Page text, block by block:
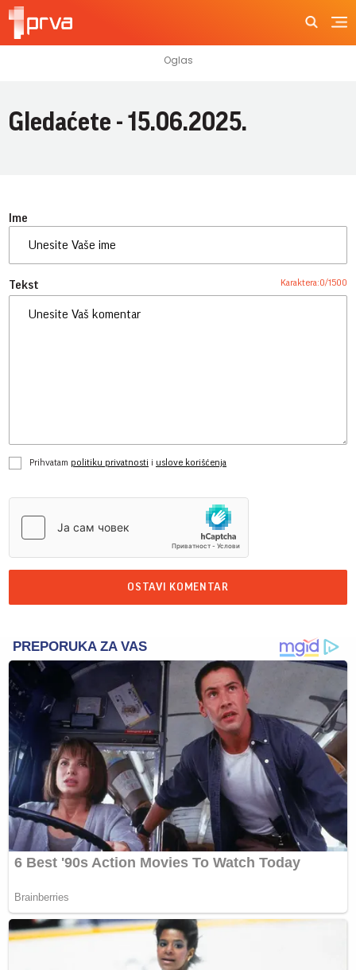
Gledaćete - 15.06.2025.
Ime
Tekst Karaktera:0/1500
Prihvatam politiku privatnosti i uslove korišćenja
OSTAVI KOMENTAR